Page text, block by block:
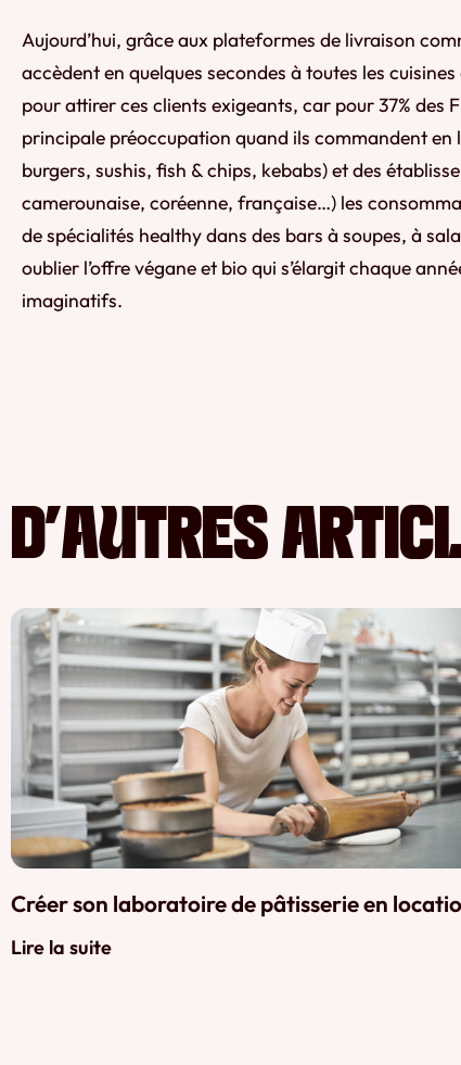
Aujourd’hui, grâce aux plateformes de livraison
accèdent en quelques secondes à toutes les
pour attirer ces clients exigeants, car pour 37%
principale préoccupation quand ils commandent
burgers, sushis, fish & chips, kebabs) et des
camerounaise, coréenne, française…) les
de spécialités healthy dans des bars à soupes, à
oublier l’offre végane et bio qui s’élargit chaque
imaginatifs.
D’AUTRES
Créer son laboratoire de pâtisserie en
Lire la suite